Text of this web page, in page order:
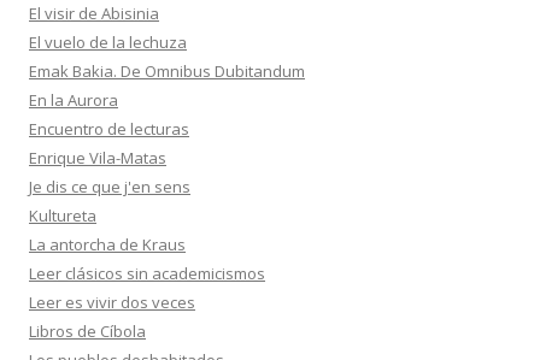
El visir de Abisinia
El vuelo de la lechuza
Emak Bakia. De Omnibus Dubitandum
En la Aurora
Encuentro de lecturas
Enrique Vila-Matas
Je dis ce que j'en sens
Kultureta
La antorcha de Kraus
Leer clásicos sin academicismos
Leer es vivir dos veces
Libros de Cíbola